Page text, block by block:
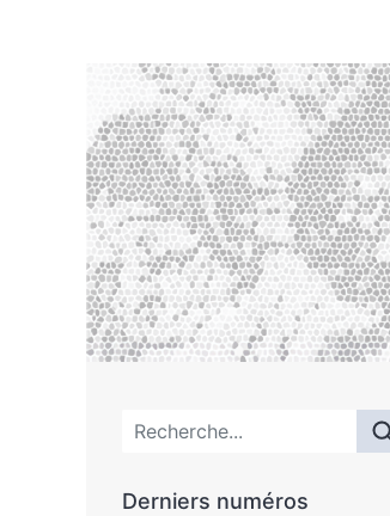
Menu principal
Derniers numéros